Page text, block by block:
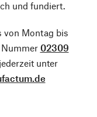
und fundiert.
von Montag bis
02309
unter